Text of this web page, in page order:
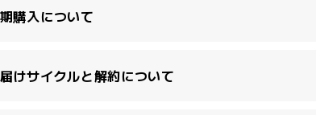
購入について
けサイクルと解約について